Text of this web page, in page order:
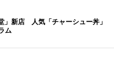
」新店 人気「チャーシュー丼」
ム